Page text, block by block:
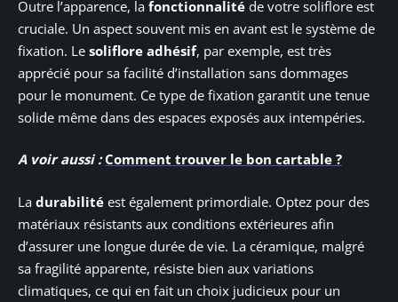
Outre l’apparence, la fonctionnalité de votre soliflore est
cruciale. Un aspect souvent mis en avant est le système de
fixation. Le soliflore adhésif, par exemple, est très
apprécié pour sa facilité d’installation sans dommages
pour le monument. Ce type de fixation garantit une tenue
solide même dans des espaces exposés aux intempéries.
A voir aussi : Comment trouver le bon cartable ?
La durabilité est également primordiale. Optez pour des
matériaux résistants aux conditions extérieures afin
d’assurer une longue durée de vie. La céramique, malgré
sa fragilité apparente, résiste bien aux variations
climatiques, ce qui en fait un choix judicieux pour un